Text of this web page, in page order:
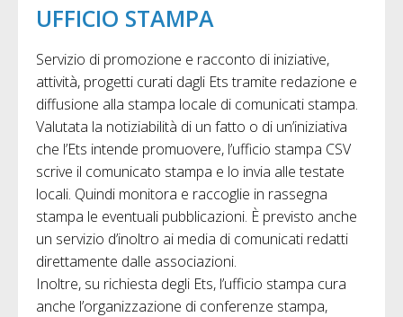
UFFICIO STAMPA
Servizio di promozione e racconto di iniziative,
attività, progetti curati dagli Ets tramite redazione e
diffusione alla stampa locale di comunicati stampa.
Valutata la notiziabilità di un fatto o di un’iniziativa
che l’Ets intende promuovere, l’ufficio stampa CSV
scrive il comunicato stampa e lo invia alle testate
locali. Quindi monitora e raccoglie in rassegna
stampa le eventuali pubblicazioni. È previsto anche
un servizio d’inoltro ai media di comunicati redatti
direttamente dalle associazioni.
Inoltre, su richiesta degli Ets, l’ufficio stampa cura
anche l’organizzazione di conferenze stampa,